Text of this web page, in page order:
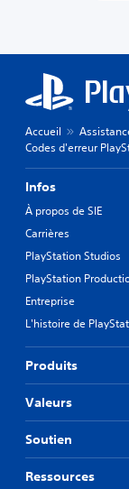
Accueil
Codes d'erreur
Infos
À propos de SIE
Carrières
PlayStation Studios
PlayStation
Entreprise
L'histoire de
Produits
Valeurs
Soutien
Ressources